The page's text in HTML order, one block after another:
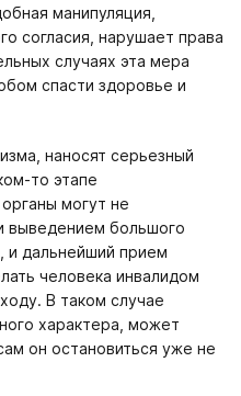
манипуляция,
согласия, нарушает права
случаях эта мера
спасти здоровье и
наносят серьезный
то этапе
могут не
выведением большого
и дальнейший прием
человека инвалидом
В таком случае
характера, может
он остановиться уже не